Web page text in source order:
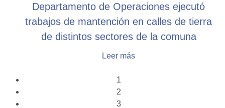
Departamento de Operaciones ejecutó
trabajos de mantención en calles de tierra
de distintos sectores de la comuna
Leer más
1
2
3